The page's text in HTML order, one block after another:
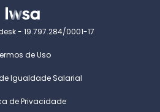
- 19.797.284/0001-17
de Uso
Igualdade Salarial
de Privacidade